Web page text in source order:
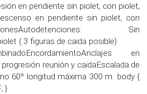
en pendiente sin piolet, con piolet,
en pendiente sin piolet, con
Sin
( 3 figuras de caida posible)
en
reunión y caidaEscalada de
60º longitud máxima 300 m. body {
}